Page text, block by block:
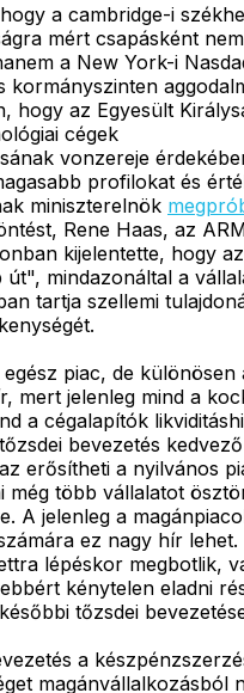
a cambridge-i
mért csapásként
a New York-i
kormányszinten
hogy az Egyesült
cégek
vonzereje
profilokat és
miniszterelnök
Rene Haas, az
kijelentette, hogy
mindazonáltal a
tartja szellemi
piac, de
mert jelenleg mind a
a cégalapítók
bevezetés kedvező
erősítheti a nyilvános
még több vállalatot
A jelenleg a
ez nagy hír lehet.
lépéskor megbotlik,
kénytelen eladni
tőzsdei
a
magánvállalkozásból